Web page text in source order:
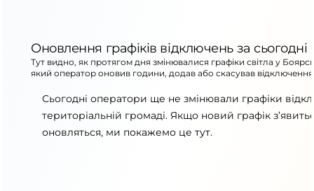
Оновлення графіків відключень за сьогодні
Тут видно, як протягом дня змінювалися графіки світла у
який оператор оновив години, додав або скасував
Сьогодні оператори ще не змінювали графіки
територіальній громаді. Якщо новий графік
оновляться, ми покажемо це тут.